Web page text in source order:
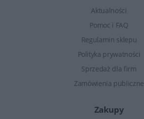
Aktualności
Pomoc i FAQ
Regulamin sklepu
Polityka prywatności
Sprzedaż dla firm
Zamówienia publiczne
Zakupy